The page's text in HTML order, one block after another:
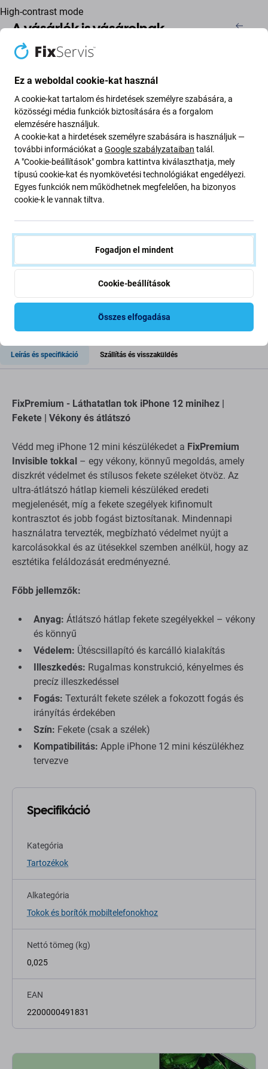
High-contrast mode
A vásárlók is vásárolnak
FixPremium
FixPremium - CamShield
tok iPhone 12 mini
készülékhez, fekete
1 320 Ft
RAKTÁRON 1 db
FixPremium
FixPremium - Tok Matte a
MagSafe-el - iPhone 12
2 000 Ft
RAKTÁRON 7 db
Leírás és specifikáció Szállítás és visszaküldés
FixPremium - Láthatatlan tok iPhone 12 minihez |
Fekete | Vékony és átlátszó
Védd meg iPhone 12 mini készülékedet a FixPremium
Invisible tokkal – egy vékony, könnyű megoldás, amely
diszkrét védelmet és stílusos fekete széleket ötvöz. Az
ultra-átlátszó hátlap kiemeli készüléked eredeti
megjelenését, míg a fekete szegélyek kifinomult
kontrasztot és jobb fogást biztosítanak. Mindennapi
használatra tervezték, megbízható védelmet nyújt a
karcolásokkal és az ütésekkel szemben anélkül, hogy az
esztétika feláldozását eredményezné.
Főbb jellemzők:
Anyag: Átlátszó hátlap fekete szegélyekkel – vékony
és könnyű
Védelem: Ütéscsillapító és karcálló kialakítás
Illeszkedés: Rugalmas konstrukció, kényelmes és
precíz illeszkedéssel
Fogás: Texturált fekete szélek a fokozott fogás és
irányítás érdekében
Szín: Fekete (csak a szélek)
Kompatibilitás: Apple iPhone 12 mini készülékhez
tervezve
Specifikáció
Kategória
Tartozékok
Alkategória
Tokok és borítók mobiltelefonokhoz
Nettó tömeg (kg)
0,025
EAN
2200000491831
Ez a weboldal cookie-kat használ
A cookie-kat tartalom és hirdetések személyre szabására, a
közösségi média funkciók biztosítására és a forgalom
elemzésére használjuk.
A cookie-kat a hirdetések személyre szabására is használjuk —
további információkat a Google szabályzataiban talál.
A "Cookie-beállítások" gombra kattintva kiválaszthatja, mely
típusú cookie-kat és nyomkövetési technológiákat engedélyezi.
Egyes funkciók nem működhetnek megfelelően, ha bizonyos
cookie-k le vannak tiltva.
Fogadjon el mindent
Cookie-beállítások
Összes elfogadása